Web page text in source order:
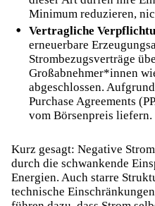
Minimum reduzieren,
Vertragliche
erneuerbare
Strombezugsverträge
Großabnehmer*innen
abgeschlossen.
Purchase Agreements
vom Börsenpreis liefern.
Kurz gesagt: Negative
durch die schwankende
Energien. Auch starre
technische